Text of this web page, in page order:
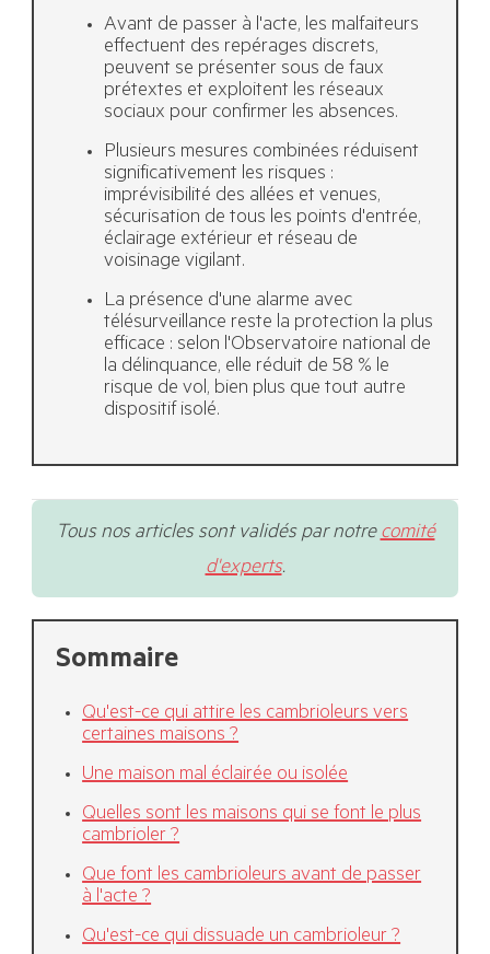
Avant de passer à l'acte, les malfaiteurs
effectuent des repérages discrets,
peuvent se présenter sous de faux
prétextes et exploitent les réseaux
sociaux pour confirmer les absences.
Plusieurs mesures combinées réduisent
significativement les risques :
imprévisibilité des allées et venues,
sécurisation de tous les points d'entrée,
éclairage extérieur et réseau de
voisinage vigilant.
La présence d'une alarme avec
télésurveillance reste la protection la plus
efficace : selon l'Observatoire national de
la délinquance, elle réduit de 58 % le
risque de vol, bien plus que tout autre
dispositif isolé.
Tous nos articles sont validés par notrecomité
d'experts.
Sommaire
Qu'est-ce qui attire les cambrioleurs vers
certaines maisons ?
Une maison mal éclairée ou isolée
Quelles sont les maisons qui se font le plus
cambrioler ?
Que font les cambrioleurs avant de passer
à l'acte ?
Qu'est-ce qui dissuade un cambrioleur ?